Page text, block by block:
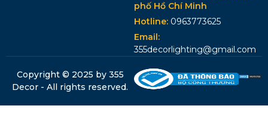
phố Hồ Chí Minh
Hotline: 0963773625
Email:
355decorlighting@gmail.com
Copyright © 2025 by 355
Decor - All rights reserved.